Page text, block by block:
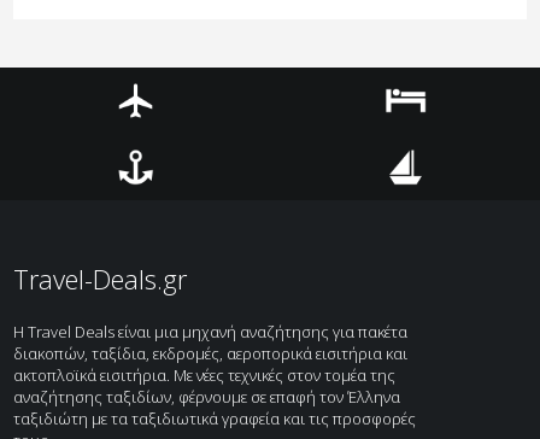
Travel-Deals.gr
H Travel Deals είναι μια μηχανή αναζήτησης για πακέτα
διακοπών, ταξίδια, εκδρομές, αεροπορικά εισιτήρια και
ακτοπλοϊκά εισιτήρια. Με νέες τεχνικές στον τομέα της
αναζήτησης ταξιδίων, φέρνουμε σε επαφή τον Έλληνα
ταξιδιώτη με τα ταξιδιωτικά γραφεία και τις προσφορές